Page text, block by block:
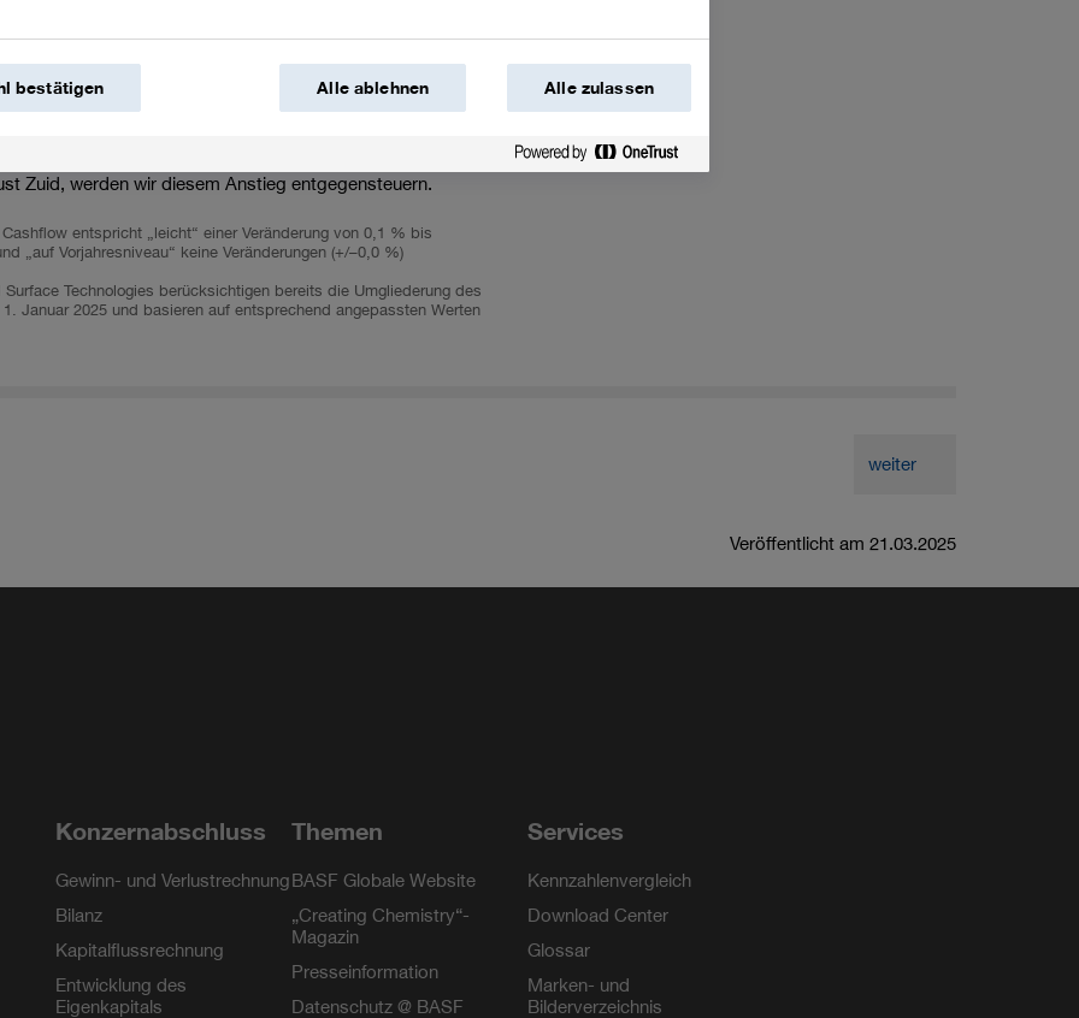
zwischen 16,7 Millionen Tonnen bis
Wir erwarten Mehremissionen im Vergleich zum
auf Basis einer ansteigenden Nachfrage. Mit
Erhöhung der Energieeffizienz und
Strom aus erneuerbaren Energien, unter anderem aus
Zuid, werden wir diesem Anstieg entgegensteuern.
entspricht „leicht“ einer Veränderung von 0,1 % bis
„auf Vorjahresniveau“ keine Veränderungen (+/–0,0 %)
Technologies berücksichtigen bereits die Umgliederung des
Januar 2025 und basieren auf entsprechend angepassten Werten
weiter
Veröffentlicht am 21.03.2025
Konzernabschluss
Gewinn- und Verlustrechnung
Bilanz
Kapitalflussrechnung
Entwicklung des
Eigenkapitals
Themen
BASF Globale Website
„Creating Chemistry“-
Magazin
Presseinformation
Datenschutz @ BASF
Services
Kennzahlenvergleich
Download Center
Glossar
Marken- und
Bilderverzeichnis
bestätigen Alle ablehnen Alle zulassen